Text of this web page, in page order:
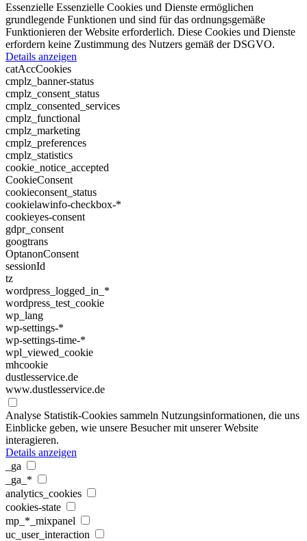
Essenzielle Essenzielle Cookies und Dienste ermöglichen
grundlegende Funktionen und sind für das ordnungsgemäße
Funktionieren der Website erforderlich. Diese Cookies und Dienste
erfordern keine Zustimmung des Nutzers gemäß der DSGVO.
Details anzeigen
catAccCookies
cmplz_banner-status
cmplz_consent_status
cmplz_consented_services
cmplz_functional
cmplz_marketing
cmplz_preferences
cmplz_statistics
cookie_notice_accepted
CookieConsent
cookieconsent_status
cookielawinfo-checkbox-*
cookieyes-consent
gdpr_consent
googtrans
OptanonConsent
sessionId
tz
wordpress_logged_in_*
wordpress_test_cookie
wp_lang
wp-settings-*
wp-settings-time-*
wpl_viewed_cookie
mhcookie
dustlesservice.de
www.dustlesservice.de
Analyse Statistik-Cookies sammeln Nutzungsinformationen, die uns
Einblicke geben, wie unsere Besucher mit unserer Website
interagieren.
Details anzeigen
_ga
_ga_*
analytics_cookies
cookies-state
mp_*_mixpanel
uc_user_interaction